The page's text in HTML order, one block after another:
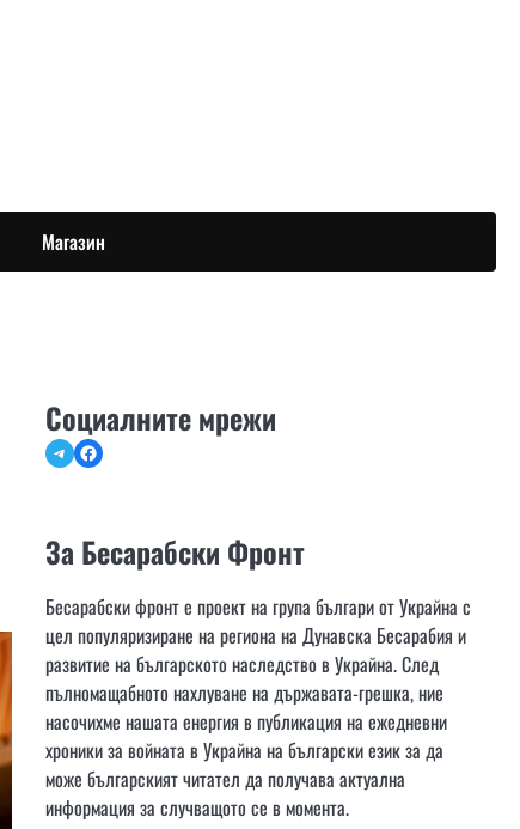
Магазин
Социалните мрежи
TelegramFacebook
За Бесарабски Фронт
Бесарабски фронт е проект на група българи от Украйна с
цел популяризиране на региона на Дунавска Бесарабия и
развитие на българското наследство в Украйна. След
пълномащабното нахлуване на държавата-грешка, ние
насочихме нашата енергия в публикация на ежедневни
хроники за войната в Украйна на български език за да
може българският читател да получава актуална
информация за случващото се в момента.